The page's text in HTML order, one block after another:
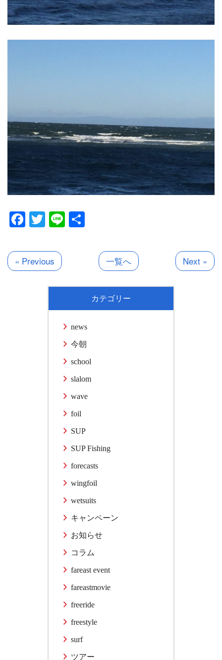
Facebook
Twitter
Line
« Previous 一覧へ Next »
カテゴリー
news
今朝
school
slalom
wave
foil
SUP
SUP Fishing
forecasts
wingfoil
wetsuits
キャンペーン
お知らせ
コラム
fareast event
fareastmovie
freeride
freestyle
surf
ツアー